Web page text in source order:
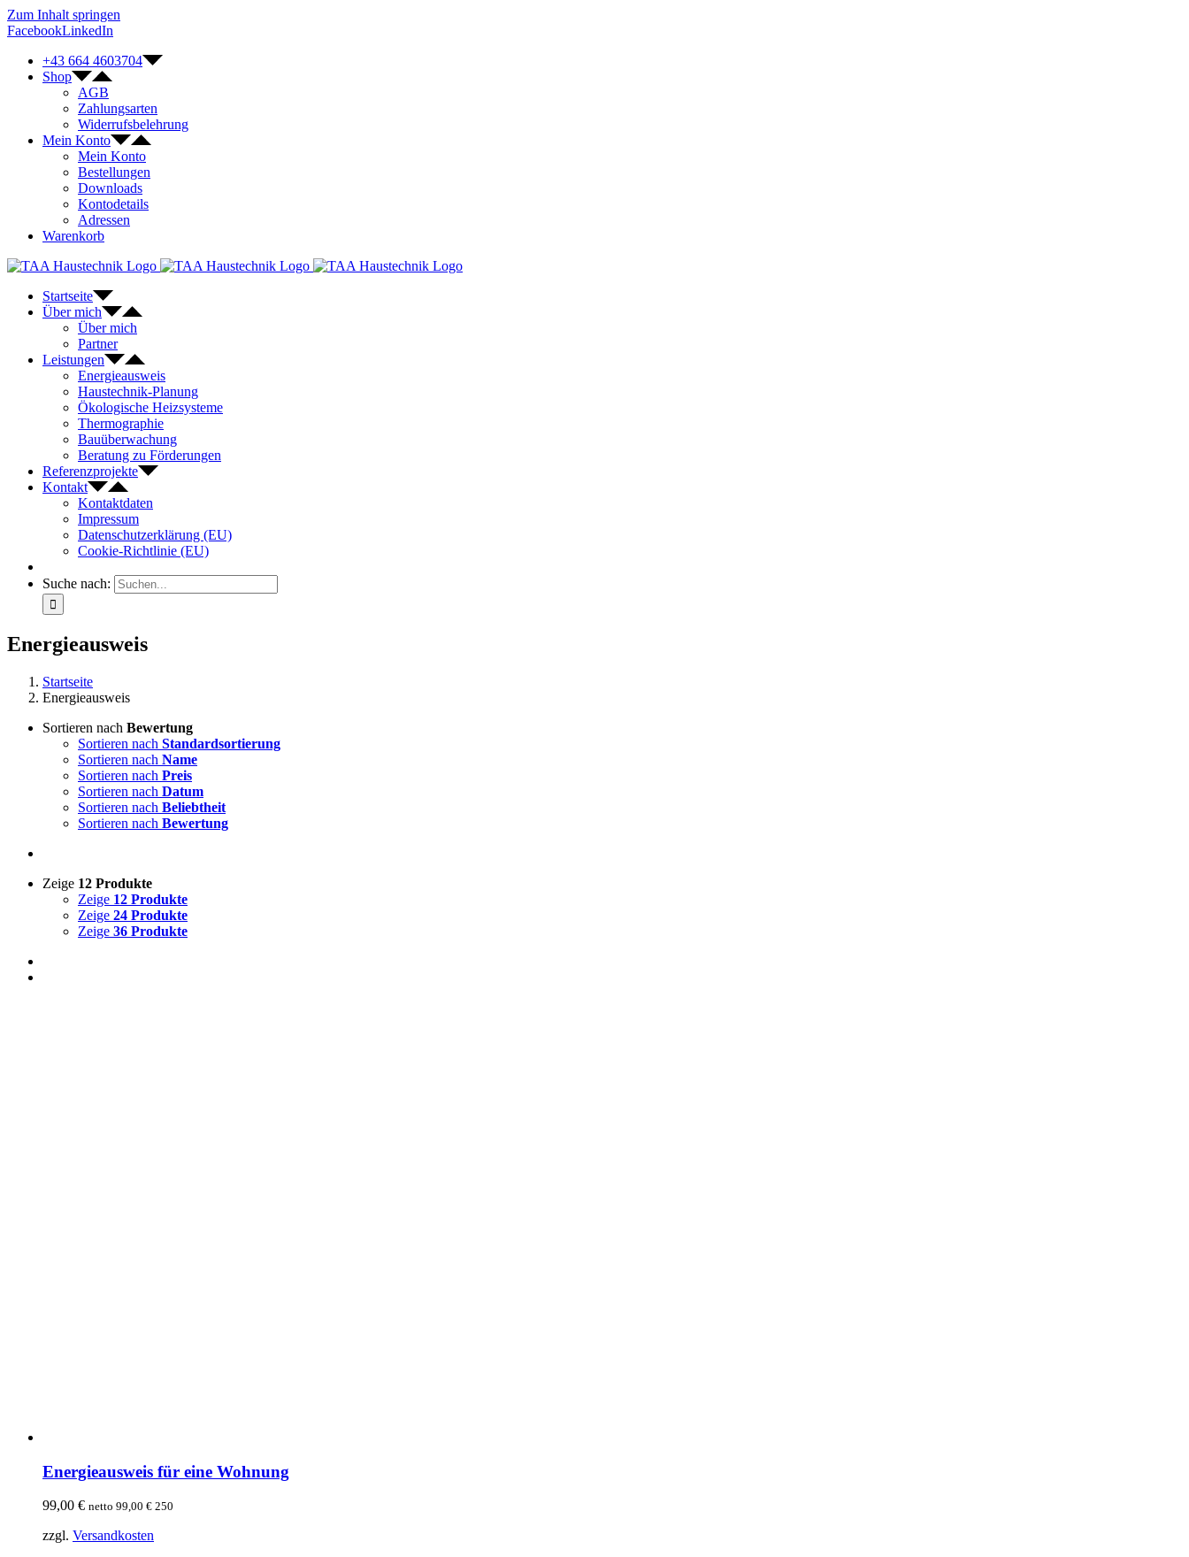
Zum Inhalt springen
FacebookLinkedIn
+43 664 4603704
Shop
AGB
Zahlungsarten
Widerrufsbelehrung
Mein Konto
Mein Konto
Bestellungen
Downloads
Kontodetails
Adressen
Warenkorb
Startseite
Über mich
Über mich
Partner
Leistungen
Energieausweis
Haustechnik-Planung
Ökologische Heizsysteme
Thermographie
Bauüberwachung
Beratung zu Förderungen
Referenzprojekte
Kontakt
Kontaktdaten
Impressum
Datenschutzerklärung (EU)
Cookie-Richtlinie (EU)
Suche nach:
Energieausweis
Startseite
Energieausweis
Sortieren nach Bewertung
Sortieren nach Standardsortierung
Sortieren nach Name
Sortieren nach Preis
Sortieren nach Datum
Sortieren nach Beliebtheit
Sortieren nach Bewertung
Zeige 12 Produkte
Zeige 12 Produkte
Zeige 24 Produkte
Zeige 36 Produkte
Energieausweis für eine Wohnung
99,00 € netto 99,00 € 250
zzgl. Versandkosten